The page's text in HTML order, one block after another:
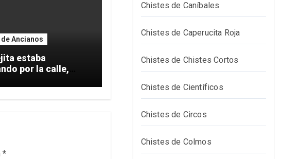
Ancianos
estaba
por la calle,
*
Chistes de Caníbales
Chistes de Caperucita Roja
Chistes de Chistes Cortos
Chistes de Científicos
Chistes de Circos
Chistes de Colmos